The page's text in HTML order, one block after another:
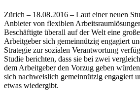
Zürich – 18.08.2016 – Laut einer neuen
Anbieter von flexiblen
Beschäftigte überall auf der Welt eine
Arbeitgeber sich gemeinnützig engagiert
Strategie zur sozialen Verantwortung
Studie berichten, dass sie bei zwei
dem Arbeitgeber den Vorzug geben
sich nachweislich gemeinnützig engagiert
etwas wiedergibt.